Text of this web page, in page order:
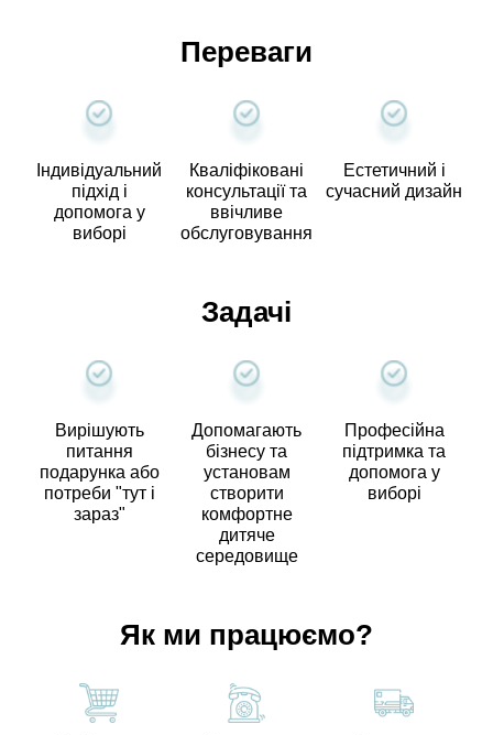
Переваги
Індивідуальний
підхід і
допомога у
виборі
Кваліфіковані
консультації та
ввічливе
обслуговування
Естетичний і
сучасний дизайн
Задачі
Вирішують
питання
подарунка або
потреби "тут і
зараз"
Допомагають
бізнесу та
установам
створити
комфортне
дитяче
середовище
Професійна
підтримка та
допомога у
виборі
Як ми працюємо?